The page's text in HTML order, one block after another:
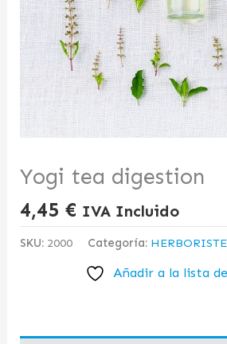
Yogi tea digestion
4,45 € IVA Incluido
SKU: 2000 Categoría:
Añadir a la lista